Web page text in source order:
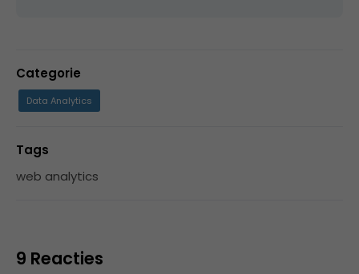
Categorie
Data Analytics
Tags
web analytics
9 Reacties